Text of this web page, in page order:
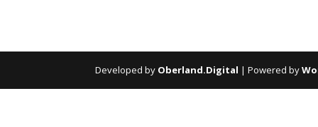
Developed by Oberland.Digital | Powered by